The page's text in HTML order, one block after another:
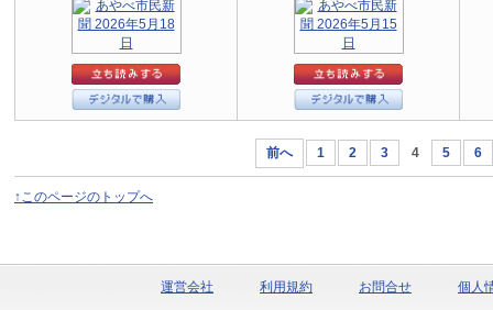
前へ 1 2 3 4 5 6
↑このページのトップへ
運営会社 利用規約 お問合せ 個人